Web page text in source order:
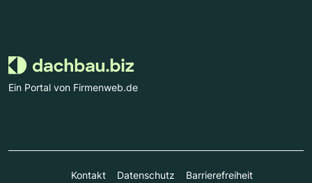
Ein Portal von Firmenweb.de
Kontakt Datenschutz Barrierefreiheit